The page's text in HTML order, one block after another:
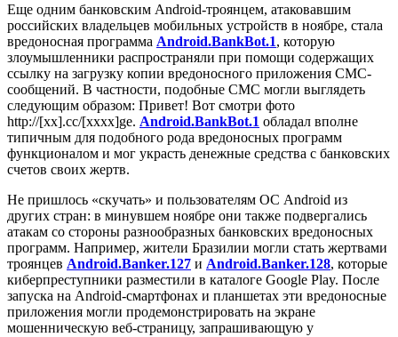
Еще одним банковским Android-троянцем, атаковавшим
российских владельцев мобильных устройств в ноябре, стала
вредоносная программа Android.BankBot.1, которую
злоумышленники распространяли при помощи содержащих
ссылку на загрузку копии вредоносного приложения СМС-
сообщений. В частности, подобные СМС могли выглядеть
следующим образом: Привет! Вот смотри фото
http://[xx].cc/[xxxx]ge. Android.BankBot.1 обладал вполне
типичным для подобного рода вредоносных программ
функционалом и мог украсть денежные средства с банковских
счетов своих жертв.
Не пришлось «скучать» и пользователям ОС Android из
других стран: в минувшем ноябре они также подвергались
атакам со стороны разнообразных банковских вредоносных
программ. Например, жители Бразилии могли стать жертвами
троянцев Android.Banker.127 и Android.Banker.128, которые
киберпреступники разместили в каталоге Google Play. После
запуска на Android-смартфонах и планшетах эти вредоносные
приложения могли продемонстрировать на экране
мошенническую веб-страницу, запрашивающую у